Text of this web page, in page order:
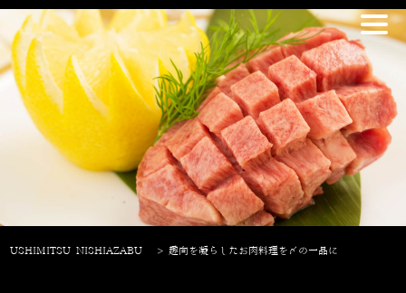
USHIMITSU NISHIAZABU >趣向を凝らしたお肉料理を〆の一品に